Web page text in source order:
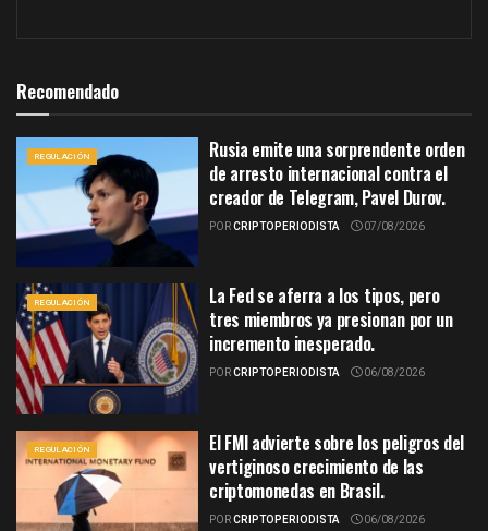
Recomendado
REGULACIÓN
Rusia emite una sorprendente orden
de arresto internacional contra el
creador de Telegram, Pavel Durov.
PORCRIPTOPERIODISTA 07/08/2026
REGULACIÓN
La Fed se aferra a los tipos, pero
tres miembros ya presionan por un
incremento inesperado.
PORCRIPTOPERIODISTA 06/08/2026
REGULACIÓN
El FMI advierte sobre los peligros del
vertiginoso crecimiento de las
criptomonedas en Brasil.
PORCRIPTOPERIODISTA 06/08/2026